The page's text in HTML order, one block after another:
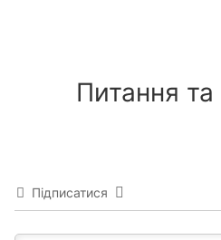
Питання та
Підписатися